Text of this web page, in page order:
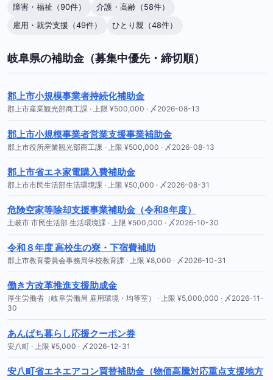
障害・福祉（90件）
介護・高齢（58件）
雇用・就労支援（49件）
ひとり親（48件）
岐阜県の補助金（募集中優先・締切順）
郡上市小規模事業者持続化補助金
郡上市産業観光部商工課 · 上限 ¥500,000 · 〆2026-08-13
郡上市小規模事業者営業支援事業補助金
郡上市役所産業観光部商工課 · 上限 ¥500,000 · 〆2026-08-13
郡上市省エネ家電購入費補助金
郡上市市民生活部生活環境課 · 上限 ¥50,000 · 〆2026-08-31
危険空家等除却支援事業補助金（令和8年度）
土岐市 市民生活部 生活環境課 · 上限 ¥500,000 · 〆2026-10-30
令和８年度 高校生の寮・下宿費補助
郡上市教育委員会事務局学校教育課 · 上限 ¥8,000 · 〆2026-10-31
働き方改革推進支援助成金
厚生労働省（岐阜労働局 雇用環境・均等室） · 上限 ¥5,000,000 · 〆2026-11-
30
あんぱち暮らし応援クーポン券
安八町 · 上限 ¥5,000 · 〆2026-12-31
安八町省エネエアコン買替補助金（物価高騰対応重点支援地方